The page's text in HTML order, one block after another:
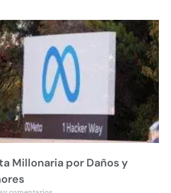
Millonaria por Daños y